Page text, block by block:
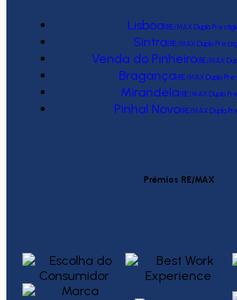
Lisboa(RE/MAX Duplo
Sintra(RE/MAX Duplo
Venda do Pinheiro(RE/MAX
Bragança(RE/MAX Duplo
Mirandela(RE/MAX Duplo
Pinhal Novo(RE/MAX Duplo
Prémios RE/MAX